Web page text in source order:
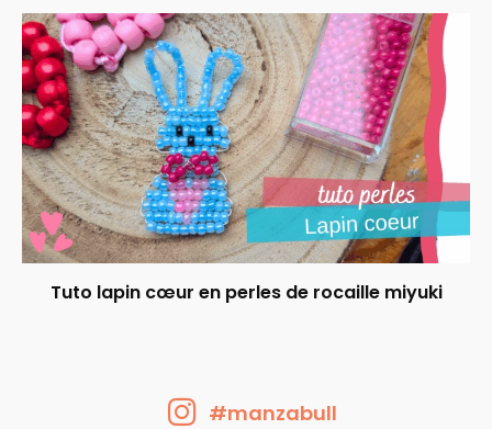
Tuto lapin cœur en perles de rocaille miyuki
#manzabull